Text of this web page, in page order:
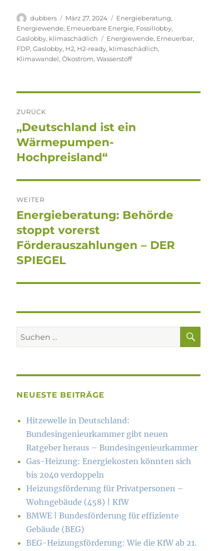
Autor
dubbers
Veröffentlicht
am
März 27, 2024 Kategorien
Energieberatung,
Energiewende, Erneuerbare Energie, Fossillobby,
Gaslobby, klimaschädlich Schlagwörter
Energiewende, Erneuerbar,
FDP,Gaslobby, H2, H2-ready, klimaschädlich,
Klimawandel,Ökostrom,Wasserstoff
ZURÜCK
Vorheriger
Beitrag:
„Deutschland ist ein
Wärmepumpen-
Hochpreisland“
WEITER
Nächster
Beitrag:
Energieberatung: Behörde
stoppt vorerst
Förderauszahlungen – DER
SPIEGEL
Suchen
nach:
NEUESTE BEITRÄGE
Hitzewelle in Deutschland:
Bundesingenieurkammer gibt neuen
Ratgeber heraus – Bundesingenieurkammer
Gas-Heizung: Energiekosten könn­ten sich
bis 2040 verdoppeln
Heizungsförderung für Privatpersonen –
Wohngebäude (458) | KfW
BMWE | Bundesförderung für effiziente
Gebäude (BEG)
BEG-Heizungsförderung: Wie die KfW ab 21.